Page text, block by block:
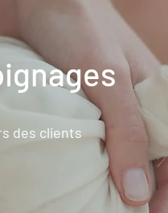
des clients